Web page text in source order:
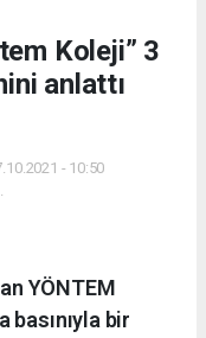
Koleji” 3
anlattı
- 10:50
YÖNTEM
basınıyla bir